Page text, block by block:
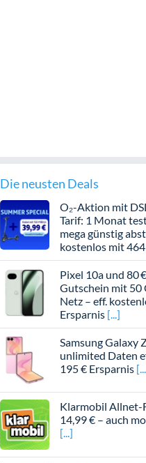
Die neusten Deals
O₂-Aktion mit
Tarif: 1 Monat
mega günstig
kostenlos mit
Pixel 10a und 80
Gutschein mit 50
Netz – eff.
Ersparnis
Samsung Galaxy
unlimited Daten
195 € Ersparnis
Klarmobil Allnet-
14,99 € – auch